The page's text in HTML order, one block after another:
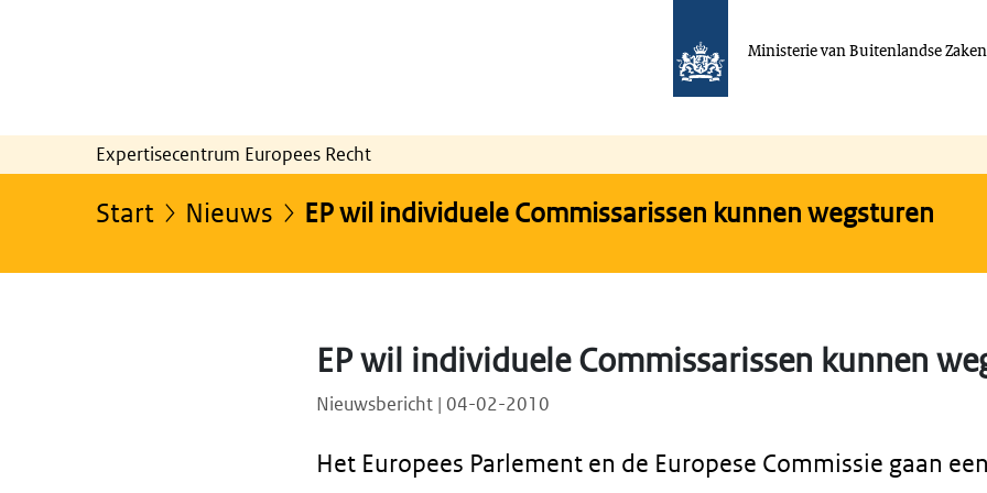
Ministerie van Buitenlandse Zaken
Expertisecentrum Europees Recht
Start Nieuws EP wil individuele Commissarissen kunnen wegsturen
EP wil individuele Commissarissen kunnen
Nieuwsbericht | 04-02-2010
Het Europees Parlement en de Europese Commissie gaan